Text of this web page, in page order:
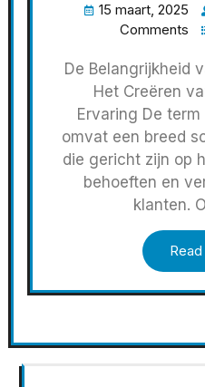
15 maart, 2025
Comments
De Belangrijkheid
Het Creëren
Ervaring De
omvat een breed
die gericht zijn op
behoeften en
klanten.